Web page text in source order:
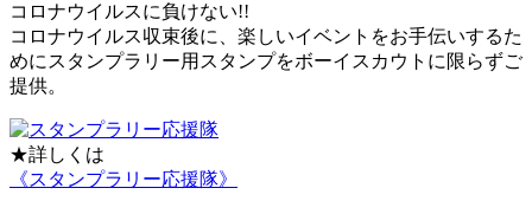
コロナウイルスに負けない!!
コロナウイルス収束後に、楽しいイベントをお手伝いするた
めにスタンプラリー用スタンプをボーイスカウトに限らずご
提供。
★詳しくは
《スタンプラリー応援隊》